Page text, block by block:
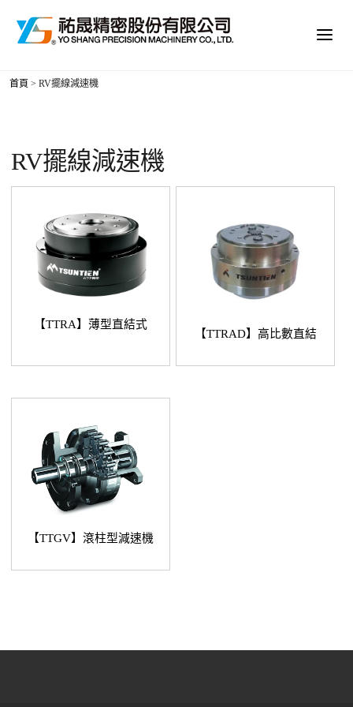
首頁 >RV擺線減速機
RV擺線減速機
【TTRA】薄型直結式
【TTRAD】高比數直結
【TTGV】滾柱型減速機